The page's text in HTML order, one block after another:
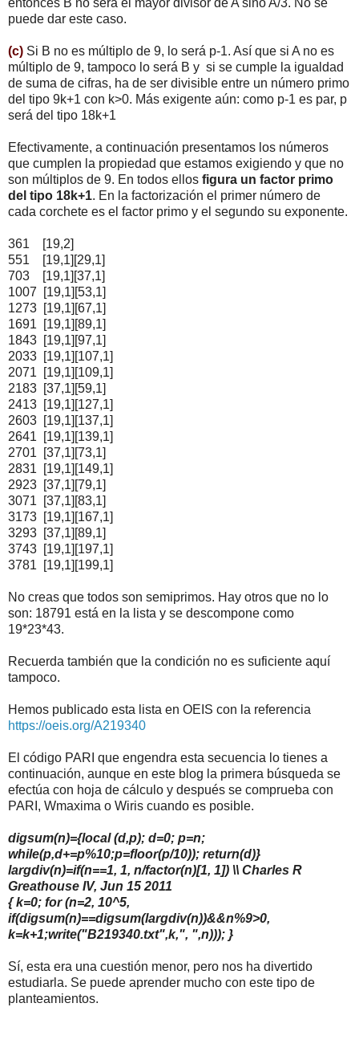
puede dar este caso.
(c) Si B no es múltiplo de 9, lo será p-1. Así que si A no es
múltiplo de 9, tampoco lo será B y si se cumple la igualdad
de suma de cifras, ha de ser divisible entre un número primo
del tipo 9k+1 con k>0. Más exigente aún: como p-1 es par, p
será del tipo 18k+1
Efectivamente, a continuación presentamos los números
que cumplen la propiedad que estamos exigiendo y que no
son múltiplos de 9. En todos ellos figura un factor primo
del tipo 18k+1. En la factorización el primer número de
cada corchete es el factor primo y el segundo su exponente.
361 [19,2]
551 [19,1][29,1]
703 [19,1][37,1]
1007 [19,1][53,1]
1273 [19,1][67,1]
1691 [19,1][89,1]
1843 [19,1][97,1]
2033 [19,1][107,1]
2071 [19,1][109,1]
2183 [37,1][59,1]
2413 [19,1][127,1]
2603 [19,1][137,1]
2641 [19,1][139,1]
2701 [37,1][73,1]
2831 [19,1][149,1]
2923 [37,1][79,1]
3071 [37,1][83,1]
3173 [19,1][167,1]
3293 [37,1][89,1]
3743 [19,1][197,1]
3781 [19,1][199,1]
No creas que todos son semiprimos. Hay otros que no lo
son: 18791 está en la lista y se descompone como
19*23*43.
Recuerda también que la condición no es suficiente aquí
tampoco.
Hemos publicado esta lista en OEIS con la referencia
https://oeis.org/A219340
El código PARI que engendra esta secuencia lo tienes a
continuación, aunque en este blog la primera búsqueda se
efectúa con hoja de cálculo y después se comprueba con
PARI, Wmaxima o Wiris cuando es posible.
digsum(n)={local (d,p); d=0; p=n;
while(p,d+=p%10;p=floor(p/10)); return(d)}
largdiv(n)=if(n==1, 1, n/factor(n)[1, 1]) \\ Charles R
Greathouse IV, Jun 15 2011
{ k=0; for (n=2, 10^5,
if(digsum(n)==digsum(largdiv(n))&&n%9>0,
k=k+1;write("B219340.txt",k,", ",n))); }
Sí, esta era una cuestión menor, pero nos ha divertido
estudiarla. Se puede aprender mucho con este tipo de
planteamientos.